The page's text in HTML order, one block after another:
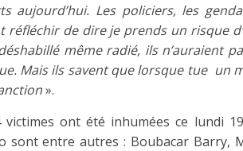
aujourd’hui. Les policiers, les
réfléchir de dire je prends un risque
même radié, ils n’auraient
Mais ils savent que lorsque tue un
».
ont été inhumées ce lundi
sont entre autres : Boubacar Barry,